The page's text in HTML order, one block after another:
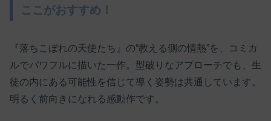
ここがおすすめ！
『落ちこぼれの天使たち』の“教える側の情熱”を、コミカ
ルでパワフルに描いた一作。型破りなアプローチでも、生
徒の内にある可能性を信じて導く姿勢は共通しています。
明るく前向きになれる感動作です。